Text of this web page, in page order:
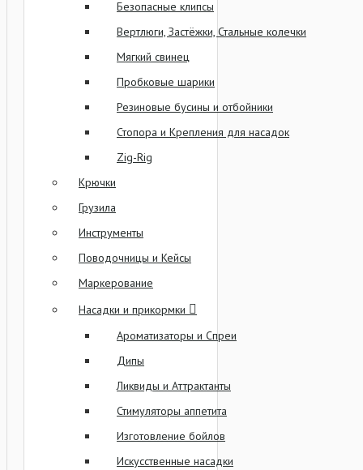
Безопасные клипсы
Вертлюги, Застёжки, Стальные колечки
Мягкий свинец
Пробковые шарики
Резиновые бусины и отбойники
Стопора и Крепления для насадок
Zig-Rig
Крючки
Грузила
Инструменты
Поводочницы и Кейсы
Маркерование
Насадки и прикормки
Ароматизаторы и Спреи
Дипы
Ликвиды и Аттрактанты
Стимуляторы аппетита
Изготовление бойлов
Искусственные насадки